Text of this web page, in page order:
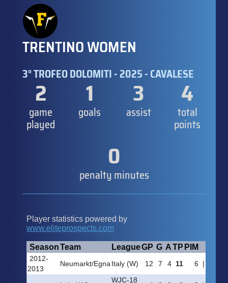
TRENTINO WOMEN
3° TROFEO DOLOMITI - 2025 - CAVALESE
2
game
played
1
goals
3
assist
4
total
points
0
penalty minutes